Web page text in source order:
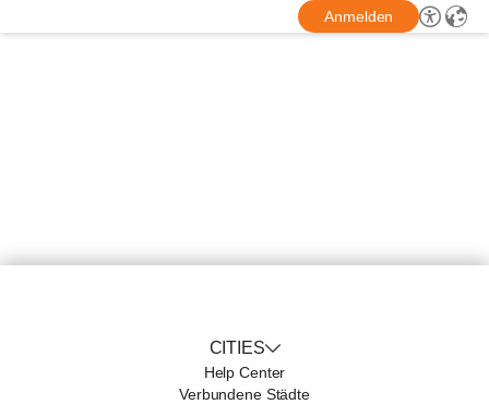
Anmelden
CITIES
Help Center
Verbundene Städte